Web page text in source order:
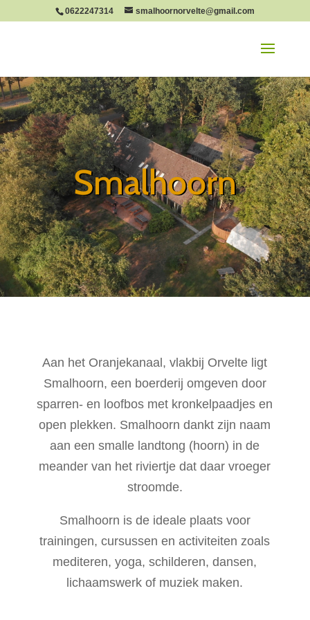
0622247314 smalhoornorvelte@gmail.com
Smalhoorn
Aan het Oranjekanaal, vlakbij Orvelte ligt
Smalhoorn, een boerderij omgeven door
sparren- en loofbos met kronkelpaadjes en
open plekken. Smalhoorn dankt zijn naam
aan een smalle landtong (hoorn) in de
meander van het riviertje dat daar vroeger
stroomde.
Smalhoorn is de ideale plaats voor
trainingen, cursussen en activiteiten zoals
mediteren, yoga, schilderen, dansen,
lichaamswerk of muziek maken.